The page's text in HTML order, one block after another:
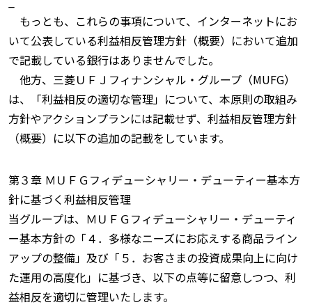
もっとも、これらの事項について、インターネットにお
いて公表している利益相反管理方針（概要）において追加
で記載している銀行はありませんでした。
他方、三菱ＵＦＪフィナンシャル・グループ（MUFG）
は、「利益相反の適切な管理」について、本原則の取組み
方針やアクションプランには記載せず、利益相反管理方針
（概要）に以下の追加の記載をしています。
第３章 ＭＵＦＧフィデューシャリー・デューティー基本方
針に基づく利益相反管理
当グループは、ＭＵＦＧフィデューシャリー・デューティ
ー基本方針の「４．多様なニーズにお応えする商品ライン
アップの整備」及び「５．お客さまの投資成果向上に向け
た運用の高度化」に基づき、以下の点等に留意しつつ、利
益相反を適切に管理いたします。